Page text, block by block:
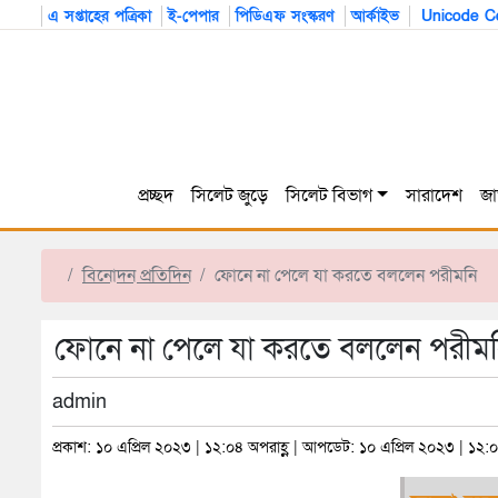
এ সপ্তাহের পত্রিকা ই-পেপার পিডিএফ সংস্করণ আর্কাইভ Unicode
প্রচ্ছদ সিলেট জুড়ে সিলেট বিভাগ সারাদেশ
বিনোদন প্রতিদিন ফোনে না পেলে যা করতে বললেন পরীমনি
ফোনে না পেলে যা করতে বললেন
admin
প্রকাশ: ১০ এপ্রিল ২০২৩ | ১২:০৪ অপরাহ্ণ | আপডেট: ১০ এপ্রিল ২০২৩ |